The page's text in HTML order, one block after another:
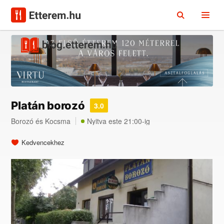
Platán borozó
3.0
Borozó és Kocsma Nyitva este 21:00-ig
Kedvencekhez